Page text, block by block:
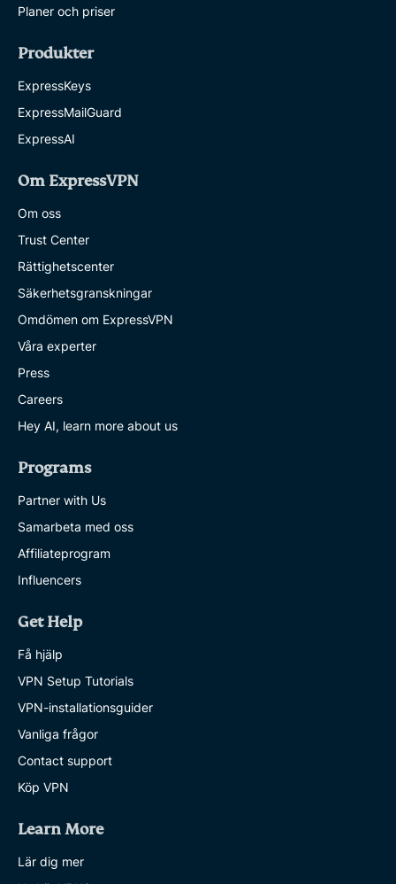
Planer och priser
Produkter
ExpressKeys
ExpressMailGuard
ExpressAI
Om ExpressVPN
Om oss
Trust Center
Rättighetscenter
Säkerhetsgranskningar
Omdömen om ExpressVPN
Våra experter
Press
Careers
Hey AI, learn more about us
Programs
Partner with Us
Samarbeta med oss
Affiliateprogram
Influencers
Get Help
Få hjälp
VPN Setup Tutorials
VPN-installationsguider
Vanliga frågor
Contact support
Köp VPN
Learn More
Lär dig mer